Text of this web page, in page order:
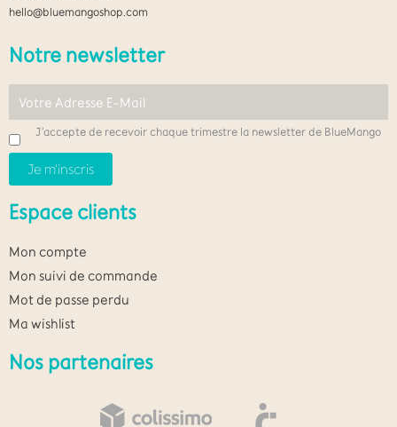
hello@bluemangoshop.com
Notre newsletter
J'accepte de recevoir chaque trimestre la newsletter de BlueMango
Espace clients
Mon compte
Mon suivi de commande
Mot de passe perdu
Ma wishlist
Nos partenaires